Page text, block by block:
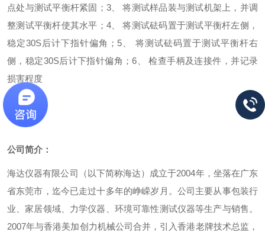
点处与测试平衡杆紧固； 3、 将测试样品装与测试机架上，并调
整测试平衡杆使其水平； 4、 将测试砝码置于测试平衡杆左侧，
稳定30S后计下指针偏角； 5、 将测试砝码置于测试平衡杆右
侧，稳定30S后计下指针偏角；6、 检查手柄及连接件，并记录
损害程度
公司简介：
海达仪器有限公司（以下简称海达）成立于2004年，坐落在广东
省东莞市，迄今已走过十多年的峥嵘岁月。公司主要从事包装行
业、家居领域、力学仪器、环境可靠性测试仪器等生产与销售。
2007年与香港美加创力机械公司合并，引入香港老牌技术总监，